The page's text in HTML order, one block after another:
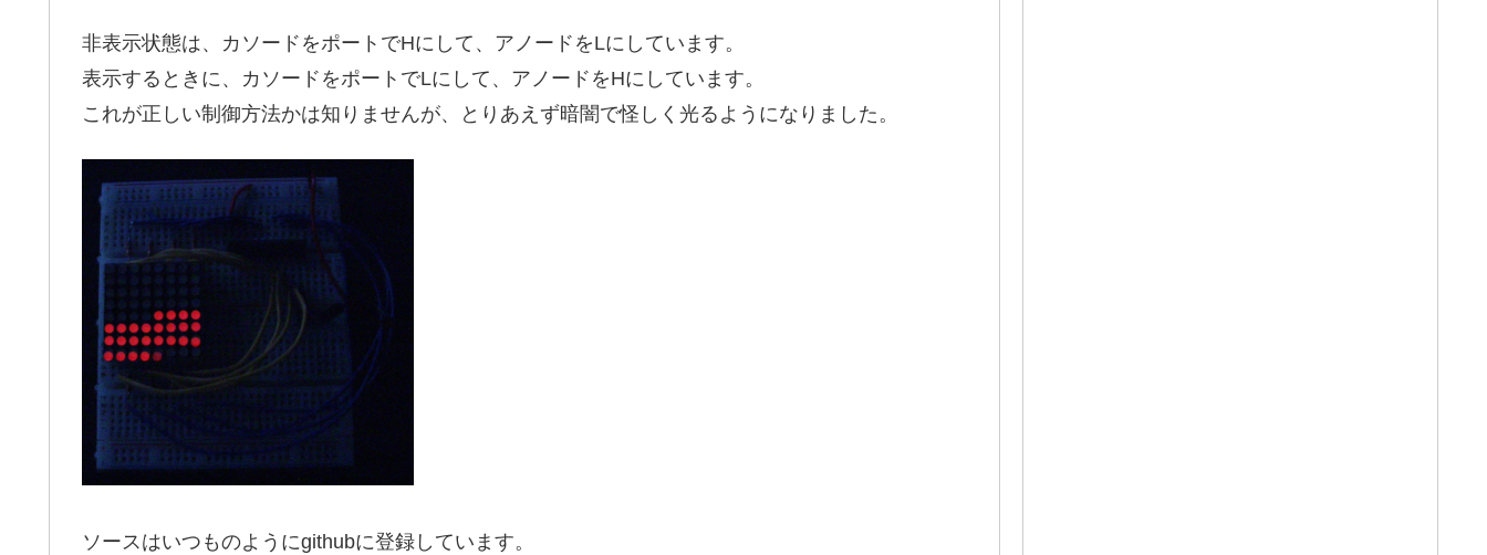
非表示状態は、カソードをポートでHにして、アノードをLにしています。
表示するときに、カソードをポートでLにして、アノードをHにしています。
これが正しい制御方法かは知りませんが、とりあえず暗闇で怪しく光るようになりました。
ソースはいつものようにgithubに登録しています。